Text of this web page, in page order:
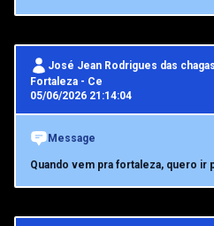
José Jean Rodrigues das chagas
Fortaleza - Ce
05/06/2026 21:14:04
Message
Quando vem pra fortaleza, quero ir